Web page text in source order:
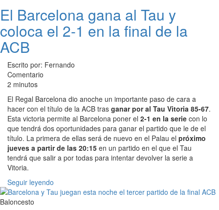
El Barcelona gana al Tau y
coloca el 2-1 en la final de la
ACB
Escrito por: Fernando
Comentario
2 minutos
El Regal Barcelona dio anoche un importante paso de cara a
hacer con el título de la ACB tras ganar por al Tau Vitoria 85-67.
Esta victoria permite al Barcelona poner el 2-1 en la serie con lo
que tendrá dos oportunidades para ganar el partido que le de el
título. La primera de ellas será de nuevo en el Palau el próximo
jueves a partir de las 20:15 en un partido en el que el Tau
tendrá que salir a por todas para intentar devolver la serie a
Vitoria.
Seguir leyendo
Baloncesto